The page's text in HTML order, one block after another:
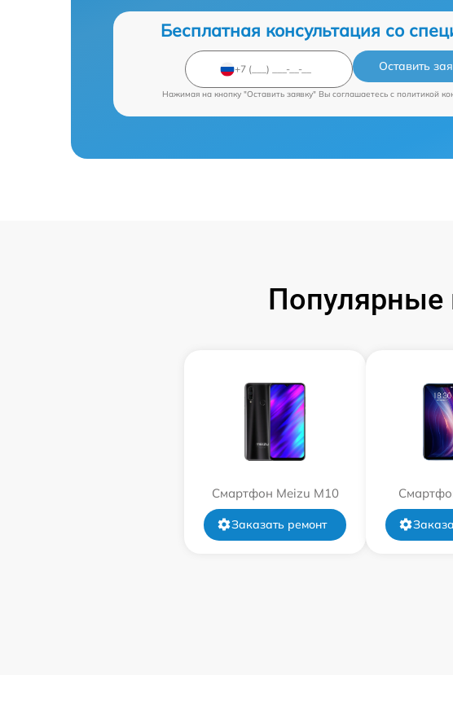
Бесплатная консультация со
Оставить
Нажимая на кнопку "Оставить заявку" Вы соглашаетесь c политикой
Популярные
Смартфон Meizu M10
Заказать ремонт